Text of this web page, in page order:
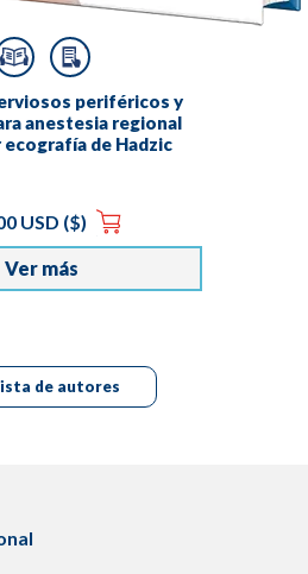
periféricos y
anestesia regional
ecografía de Hadzic
USD ($)
Ver más
de autores